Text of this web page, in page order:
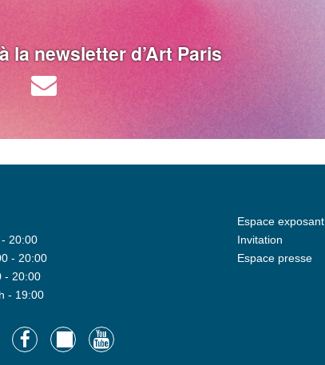
la newsletter d’Art Paris
20:00
- 20:00
- 20:00
- 19:00
Espace exposant
Invitation
Espace presse